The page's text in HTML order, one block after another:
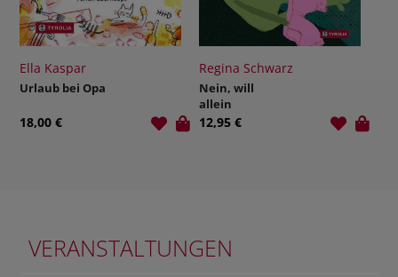
Regina Schwarz
12,95 €
Reinhold Stecher
12,00 €
VERANSTALTUNGEN